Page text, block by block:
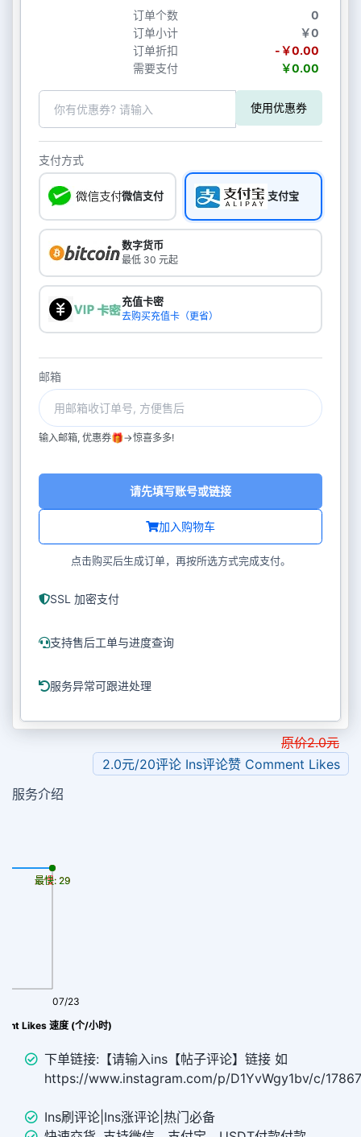
订单个数
0
订单小计
￥0
订单折扣
-￥0.00
需要支付
￥0.00
使用优惠券
支付方式
微信支付 支付宝
数字货币
最低 30 元起
充值卡密
去购买充值卡（更省）
邮箱
输入邮箱, 优惠券🎁->惊喜多多!
加入购物车
请先填写账号或链接
点击购买后生成订单，再按所选方式完成支付。
SSL 加密支付
支持售后工单与进度查询
服务异常可跟进处理
原价2.0元
2.0元/20评论 Ins评论赞 Comment Likes
服务介绍
Likes 速度 (个/小时)
07/23
最慢: 29
最快: 29
下单链接:【请输入ins【帖子评论】链接 如
https://www.instagram.com/p/D1YvWgy1bv/c/
Ins刷评论|Ins涨评论|热门必备